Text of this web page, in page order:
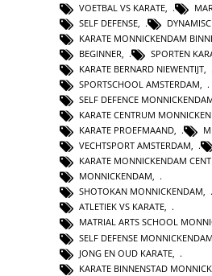
VOETBAL VS KARATE
SELF DEFENSE
KARATE MONNICKENDAM
BEGINNER
SPORTEN
KARATE BERNARD NIEWENTIJT
SPORTSCHOOL AMSTERDAM
SELF DEFENCE
KARATE CENTRUM
KARATE PROEFMAAND,
VECHTSPORT AMSTERDAM,
KARATE MONNICKENDAM
MONNICKENDAM,
SHOTOKAN MONNICKENDAM,
ATLETIEK VS KARATE,
MATRIAL ARTS SCHOOL
SELF DEFENSE MONNICKENDAM
JONG EN OUD KARATE
KARATE BINNENSTAD